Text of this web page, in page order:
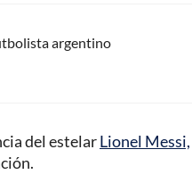
argentino
del estelarLionel Messi,